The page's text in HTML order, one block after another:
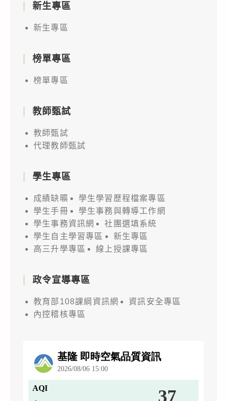
新生專區
新生專區
榜單專區
榜單專區
教師甄試
教師甄試
代理教師甄試
學生專區
成績缺曠
學生學習歷程檔案專區
學生手冊
學生事務與轉導工作網
學生事務資訊網
社團選填系統
學生自主學習專區
新生專區
高三升學專區
線上授課專區
政令宣導專區
教育部108課綱資訊網
資訊安全專區
內控稽核專區